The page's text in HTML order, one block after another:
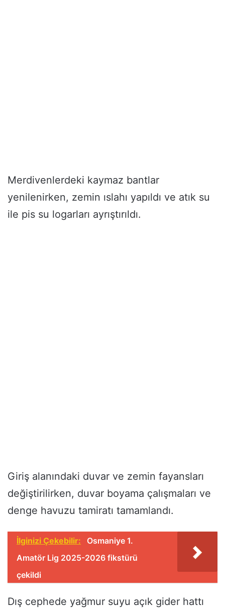
Merdivenlerdeki kaymaz bantlar
yenilenirken, zemin ıslahı yapıldı ve atık su
ile pis su logarları ayrıştırıldı.
Giriş alanındaki duvar ve zemin fayansları
değiştirilirken, duvar boyama çalışmaları ve
denge havuzu tamiratı tamamlandı.
İlginizi Çekebilir:
Osmaniye 1.
Amatör Lig 2025-2026 fikstürü
çekildi
Dış cephede yağmur suyu açık gider hattı